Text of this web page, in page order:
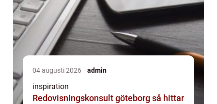
04 augusti 2026 admin
inspiration
Redovisningskonsult göteborg så hittar